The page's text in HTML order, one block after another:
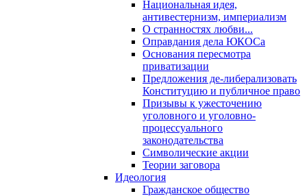
Национальная идея,
антивестернизм, империализм
О странностях любви...
Оправдания дела ЮКОСа
Основания пересмотра
приватизации
Предложения де-либерализовать
Конституцию и публичное право
Призывы к ужесточению
уголовного и уголовно-
процессуального
законодательства
Символические акции
Теории заговора
Идеология
Гражданское общество